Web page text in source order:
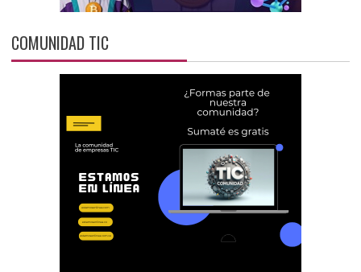
COMUNIDAD TIC